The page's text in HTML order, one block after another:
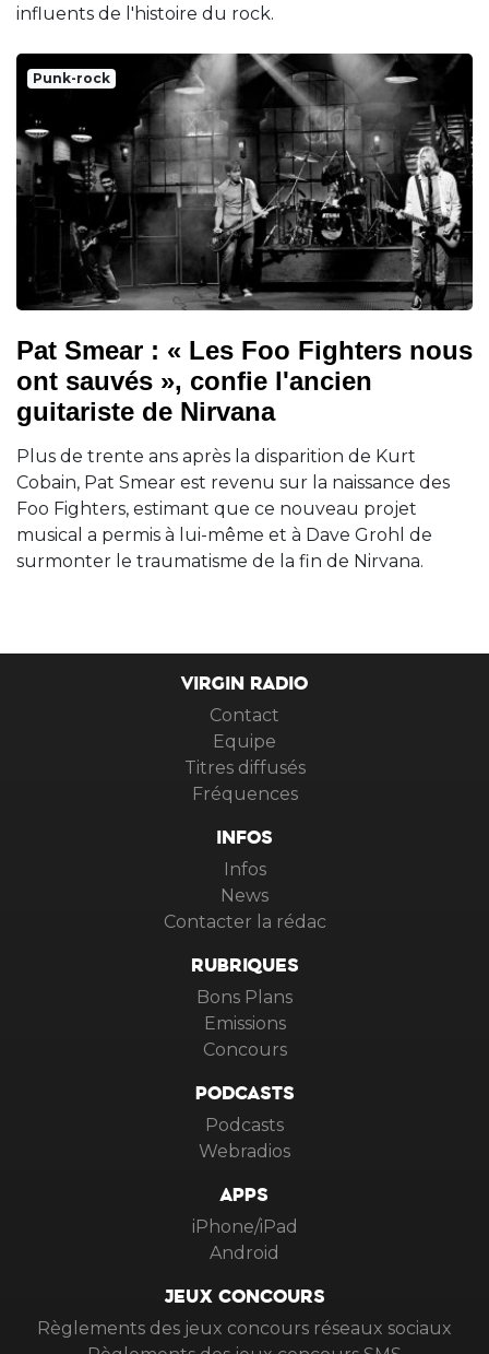
influents de l'histoire du rock.
Punk-rock
Pat Smear : « Les Foo Fighters nous
ont sauvés », confie l'ancien
guitariste de Nirvana
Plus de trente ans après la disparition de Kurt
Cobain, Pat Smear est revenu sur la naissance des
Foo Fighters, estimant que ce nouveau projet
musical a permis à lui-même et à Dave Grohl de
surmonter le traumatisme de la fin de Nirvana.
VIRGIN RADIO
Contact
Equipe
Titres diffusés
Fréquences
INFOS
Infos
News
Contacter la rédac
RUBRIQUES
Bons Plans
Emissions
Concours
PODCASTS
Podcasts
Webradios
APPS
iPhone/iPad
Android
JEUX CONCOURS
Règlements des jeux concours réseaux sociaux